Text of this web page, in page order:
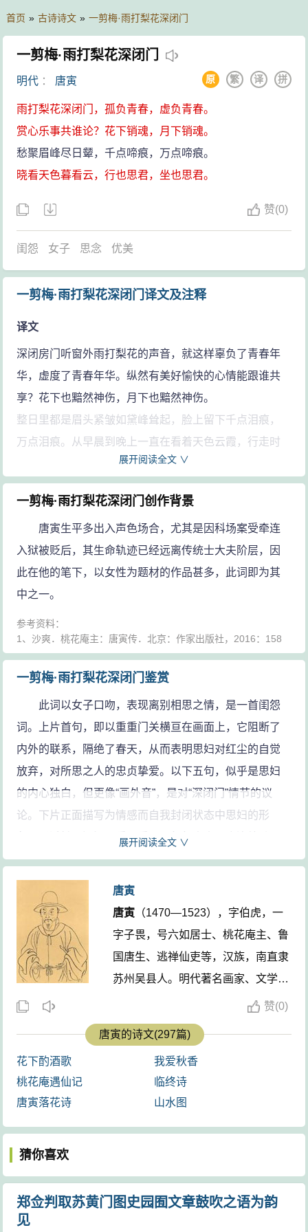
首页 » 古诗诗文 » 一剪梅·雨打梨花深闭门
一剪梅·雨打梨花深闭门
明代 ： 唐寅 拼
译
繁
原
雨打梨花深闭门，孤负青春，虚负青春。
赏心乐事共谁论？花下销魂，月下销魂。
愁聚眉峰尽日颦，千点啼痕，万点啼痕。
晓看天色暮看云，行也思君，坐也思君。
赞(0)
闺怨 女子 思念 优美
一剪梅·雨打梨花深闭门译文及注释
译文
深闭房门听窗外雨打梨花的声音，就这样辜负了青春年
华，虚度了青春年华。纵然有美好愉快的心情能跟谁共
享？花下也黯然神伤，月下也黯然神伤。
整日里都是眉头紧皱如黛峰耸起，脸上留下千点泪痕，
万点泪痕。从早晨到晚上一直在看着天色云霞，行走时
想念您啊，坐着时也是想念您！
颦（pín），皱眉。
参考资料：
州：浙江文艺出版社，1993：76
2、孙文光 彭国忠．明清词举要．芜湖：安徽师范大学出版社，
展开阅读全文 ∨
一剪梅·雨打梨花深闭门创作背景
唐寅生平多出入声色场合，尤其是因科场案受牵连
入狱被贬后，其生命轨迹已经远离传统士大夫阶层，因
此在他的笔下，以女性为题材的作品甚多，此词即为其
中之一。
参考资料：
1、沙爽．桃花庵主：唐寅传．北京：作家出版社，2016：158
一剪梅·雨打梨花深闭门鉴赏
此词以女子口吻，表现离别相思之情，是一首闺怨
词。上片首句，即以重重门关横亘在画面上，它阻断了
内外的联系，隔绝了春天，从而表明思妇对红尘的自觉
放弃，对所思之人的忠贞挚爱。以下五句，似乎是思妇
的内心独白，但更像“画外音”，是对“深闭门”情节的议
论。下片正面描写为情感而自我封闭状态中思妇的形
象，通过皱眉洒泪、看天看云、行行坐坐几个连续动
作，表达其坐卧不安的无边相思。
“闺怨”之作在历代词人笔下堪称汗牛充栋，愈是习见
的题材愈难出新意，从而所贵也尤在能别具心裁。这首
《一剪梅》的佳处不只在于词句之清圆流转，其于自然
明畅的吟哦中所表现的空间阻隔灼痛着痴恋女子的幽婉
心态更是动人。
关在门外，正见其相思凄楚之难堪。这空间的阻隔，既
无情地拉开着恋者的距离，而空间的阻隔又必然在一次
次“雨打梨花”、春来春去中加重其往昔曾经有过的“赏心乐
事”的失落感；至若青春年华也就无可挽回地在花前月下
神伤徘徊之间被残酷地空耗去。时间在空间中流逝，空
渐渐消逝。活过之物终将凋零，只可在“行也思君，坐也
坐也思君”则写尽朝暮之间无时不在翘首企盼所恋者的归
展开阅读全文 ∨
唐寅
唐寅 （1470—1523），字伯虎，一
字子畏，号六如居士、桃花庵主、鲁
国唐生、逃禅仙吏等，汉族，南直隶
苏州吴县人。明代著名画家、文学
家。据传他于明宪宗成化六年庚寅年
寅月寅日寅时生。他玩世不恭而又才
气横溢，诗文擅名，与祝允明、文征
明、徐祯卿并称“江南四大才子（吴
门四才子）”，画名更著，与沈周、
文征明、仇英并称“吴门四家”。 ...
赞(0)
唐寅的诗文(297篇)
花下酌酒歌
我爱秋香
桃花庵遇仙记
临终诗
唐寅落花诗
山水图
猜你喜欢
郑佥判取苏黄门图史园囿文章鼓吹之语为韵
见